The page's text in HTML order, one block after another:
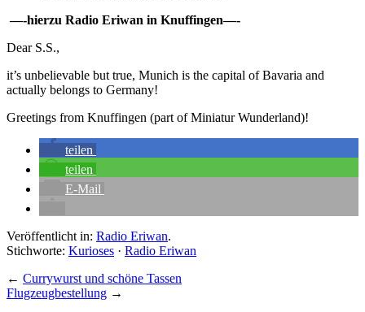
—-hierzu Radio Eriwan in Knuffingen—-
Dear S.S.,
it’s unbelievable but true, Munich is the capital of Bavaria and
actually belongs to Germany!
Greetings from Knuffingen (part of Miniatur Wunderland)!
teilen
teilen
E-Mail
Veröffentlicht in: Radio Eriwan.
Stichworte: Kurioses · Radio Eriwan
← Currywurst und schöne Tassen
Flugzeugbestellung →